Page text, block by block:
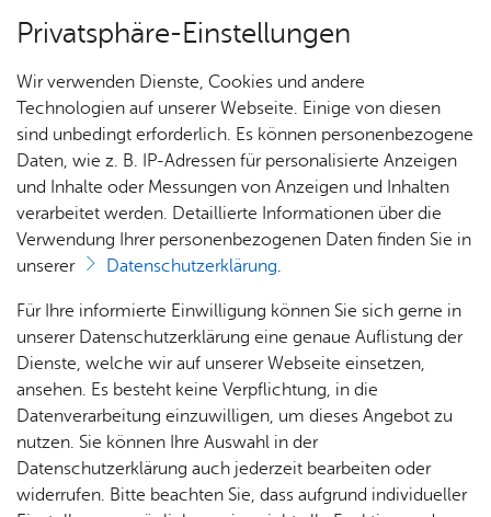
Über­sicht Bür­ger & Stadt
Rat­
haus &
Bür­
ger­
ser­vice
Rat­
häu­ser
& Orts­
Nach­
rich­
ten,
Vi­de­os
& Bil­
der
Me­di­
en­in­
Jobs
Stel­
len­an­
ge­bo­te
Aus­bil­
dung &
Stu­di­
um
Bauen
& Um­
welt
Geo­
da­ten
& 3D-
Ge­
sund­
heit &
kum
Ärzte &
Ämter A–Z
Vor­le­sen
In­dus­trie- und Han­dels­kam­
mer Bo­den­see-Ober­schwa­
ben
Be­treu­te Dienst­leis­tun­gen u. a.
EMAS - Re­gis­trie­rung und Auf­nah­me be­an­tra­gen
Privatsphäre-Einstellungen
Wir verwenden Dienste, Cookies und andere
Technologien auf unserer Webseite. Einige von diesen
sind unbedingt erforderlich. Es können personenbezogene
Daten, wie z. B. IP-Adressen für personalisierte Anzeigen
und Inhalte oder Messungen von Anzeigen und Inhalten
verarbeitet werden. Detaillierte Informationen über die
Verwendung Ihrer personenbezogenen Daten finden Sie in
unserer
Datenschutzerklärung.
Für Ihre informierte Einwilligung können Sie sich gerne in
unserer Datenschutzerklärung eine genaue Auflistung der
Dienste, welche wir auf unserer Webseite einsetzen,
ansehen. Es besteht keine Verpflichtung, in die
Datenverarbeitung einzuwilligen, um dieses Angebot zu
nutzen. Sie können Ihre Auswahl in der
Datenschutzerklärung auch jederzeit bearbeiten oder
widerrufen. Bitte beachten Sie, dass aufgrund individueller